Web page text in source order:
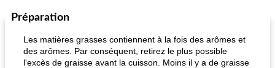
Marques de confiance: recettes et
astuces
Préparation
Les matières grasses contiennent à la fois des arômes et
des arômes. Par conséquent, retirez le plus possible
l'excès de graisse avant la cuisson. Moins il y a de graisse